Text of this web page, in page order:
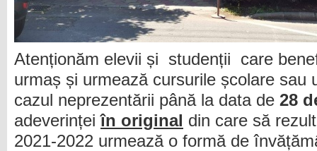
Atenționăm elevii și studenții care
urmaș și urmează cursurile școlare
cazul neprezentării până la data de 28
adeverințeiîn original din care să
2021-2022 urmează o formă de